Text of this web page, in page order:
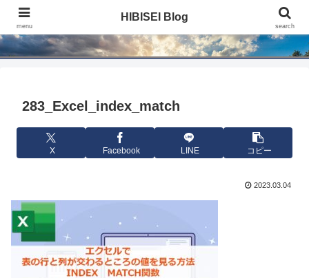
HIBISEI Blog
283_Excel_index_match
X Facebook LINE コピー
2023.03.04
menu
HIBISEI Blog
search